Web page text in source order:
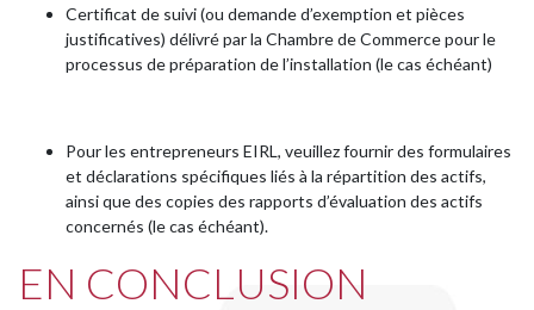
Certificat de suivi (ou demande d’exemption et pièces
justificatives) délivré par la Chambre de Commerce pour le
processus de préparation de l’installation (le cas échéant)
Pour les entrepreneurs EIRL, veuillez fournir des formulaires
et déclarations spécifiques liés à la répartition des actifs,
ainsi que des copies des rapports d’évaluation des actifs
concernés (le cas échéant).
EN CONCLUSION